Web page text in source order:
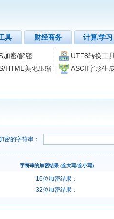
具 财经商务 计算/学习
加密/解密 UTF8转换工
HTML美化压缩 ASCII字形生
密的字符串：
字符串的加密结果 (全大写/全小写)
16位加密结果：
32位加密结果：